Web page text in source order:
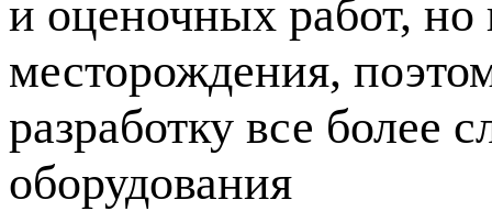
и оценочных работ, но
месторождения,
разработку все более
оборудования